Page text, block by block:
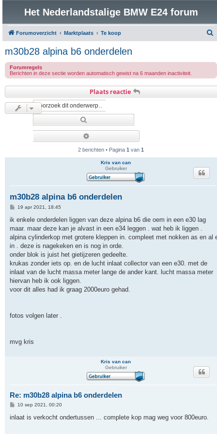
Het Nederlandstalige BMW E24 forum
Forumoverzicht Marktplaats Te koop
m30b28 alpina b6 onderdelen
Forumregels
Berichten in deze sectie worden automatisch gewist na 6 maanden inactiviteit.
Plaats reactie
2 berichten • Pagina 1 van 1
Kris van can
Gebruiker
m30b28 alpina b6 onderdelen
B
c
h
t
19 apr 2021, 18:45
ik enkele onderdelen liggen van deze alpina b6 die oem in een e30 lag
maar. maar deze kan je alvast in een e34 leggen . wat heb ik liggen .
alpina cylinderkop met grotere kleppen in. compleet met nokken as en al
in . deze is nagekeken en is nog in orde.
onder blok is juist het gietijzeren gedeelte.
krukas zonder iets op. en de lucht inlaat collector van een e30. met de
inlaat van de lucht massa meter lange de ander kant. lucht massa meter
hiervan heb ik ook liggen.
voor dit alles had ik graag 2000euro gehad.
fotos volgen later .
mvg kris
Kris van can
Gebruiker
Re: m30b28 alpina b6 onderdelen
B
r
10 sep 2021, 00:20
inlaat is verkocht ondertussen ... complete kop mag weg voor 800euro.